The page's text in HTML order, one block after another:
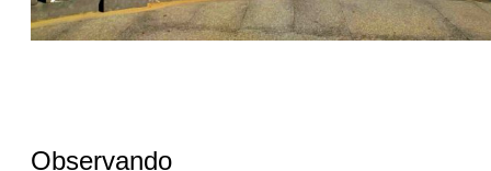
Observando